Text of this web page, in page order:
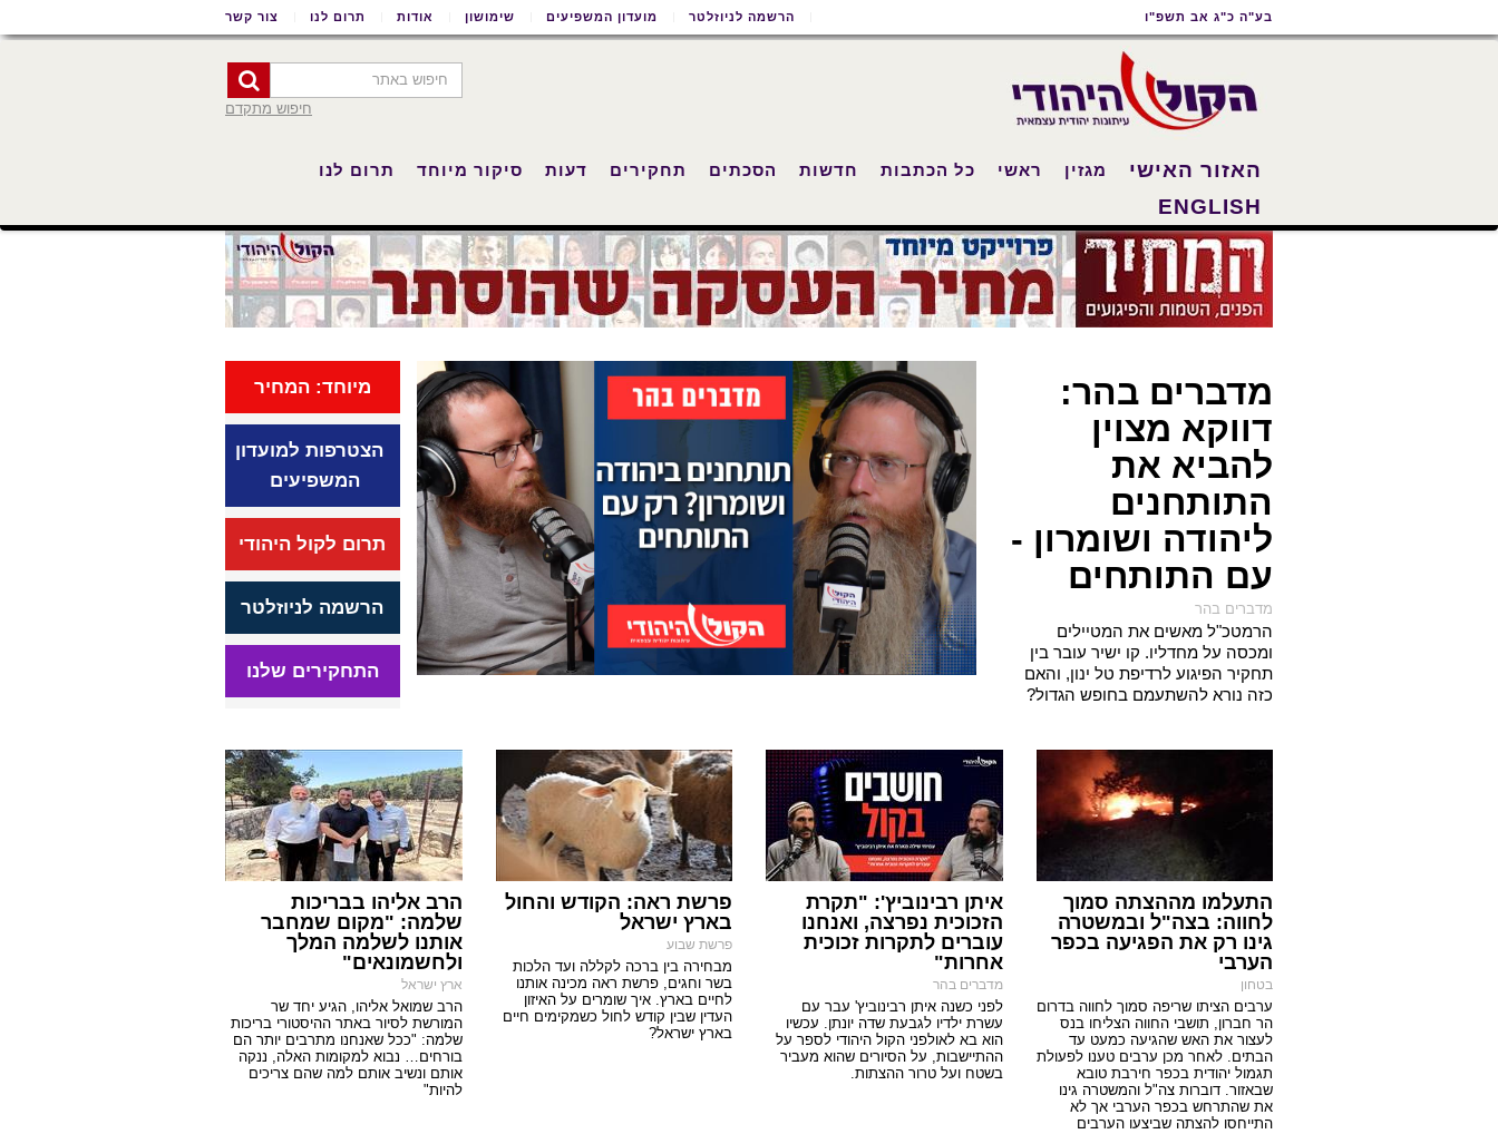
נגישות
ראשי
ראשי
בע"ה כ"ג אב תשפ"ו הרשמה לניוזלטר מועדון המשפיעים שימושון אודות תרום לנו צור קשר
חיפוש מתקדם
האזור האישי מגזין ראשי כל הכתבות חדשות הסכתים תחקירים דעות סיקור מיוחד תרום לנו
ENGLISH
מדברים בהר:
דווקא מצוין
להביא את
התותחנים
ליהודה ושומרון -
עם התותחים
מדברים בהר
הרמטכ"ל מאשים את המטיילים
ומכסה על מחדליו. קו ישיר עובר בין
תחקיר הפיגוע לרדיפת טל ינון, והאם
כזה נורא להשתעמם בחופש הגדול?
מיוחד: המחיר
הצטרפות למועדון
המשפיעים
תרום לקול היהודי
הרשמה לניוזלטר
התחקירים שלנו
התעלמו מההצתה סמוך
לחווה: בצה"ל ובמשטרה
גינו רק את הפגיעה בכפר
הערבי
בטחון
ערבים הציתו שריפה סמוך לחווה בדרום
הר חברון, תושבי החווה הצליחו בנס
לעצור את האש שהגיעה כמעט עד
הבתים. לאחר מכן ערבים טענו לפעולת
תגמול יהודית בכפר חירבת טובא
שבאזור. דוברות צה"ל והמשטרה גינו
את שהתרחש בכפר הערבי אך לא
התייחסו להצתה שביצעו הערבים
איתן רבינוביץ': "תקרת
הזכוכית נפרצה, ואנחנו
עוברים לתקרות זכוכית
אחרות"
מדברים בהר
לפני כשנה איתן רבינוביץ' עבר עם
עשרת ילדיו לגבעת שדה יונתן. עכשיו
הוא בא לאולפני הקול היהודי לספר על
ההתיישבות, על הסיורים שהוא מעביר
בשטח ועל טרור ההצתות.
פרשת ראה: הקודש והחול
בארץ ישראל
פרשת שבוע
מבחירה בין ברכה לקללה ועד הלכות
בשר וחגים, פרשת ראה מכינה אותנו
לחיים בארץ. איך שומרים על האיזון
העדין שבין קודש לחול כשמקימים חיים
בארץ ישראל?
הרב אליהו בבריכות
שלמה: "מקום שמחבר
אותנו לשלמה המלך
ולחשמונאים"
ארץ ישראל
הרב שמואל אליהו, הגיע יחד שר
המורשת לסיור באתר ההיסטורי בריכות
שלמה: "ככל שאנחנו מתרבים יותר הם
בורחים… נבוא למקומות האלה, ננקה
אותם ונשיב אותם למה שהם צריכים
להיות"